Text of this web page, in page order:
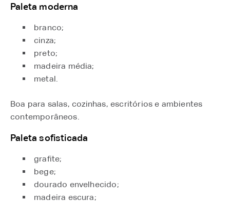
Paleta moderna
branco;
cinza;
preto;
madeira média;
metal.
Boa para salas, cozinhas, escritórios e ambientes
contemporâneos.
Paleta sofisticada
grafite;
bege;
dourado envelhecido;
madeira escura;